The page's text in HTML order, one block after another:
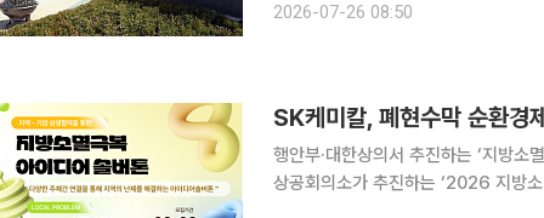
부총리 17:00 공급망 구
2026-07-26 08:50
SK케미칼, 폐현수막 순환경
행안부·대한상의서 추진하는 ‘지방소멸극복 아이디어
상공회의소가 추진하는 ‘2026 지방